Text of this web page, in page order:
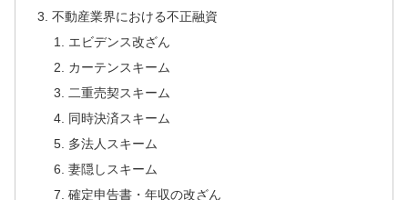
不動産業界における不正融資
エビデンス改ざん
カーテンスキーム
二重売契スキーム
同時決済スキーム
多法人スキーム
妻隠しスキーム
確定申告書・年収の改ざん